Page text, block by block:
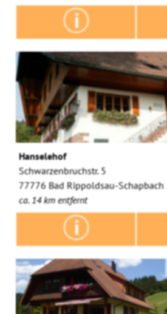
Hanselehof
Schwarzenbruchstr. 5
77776 Bad Rippoldsau-Schapbach
ca. 14 km entfernt